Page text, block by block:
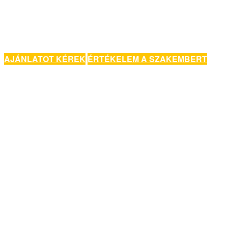
AJÁNLATOT KÉREK ÉRTÉKELEM A SZAKEMBERT